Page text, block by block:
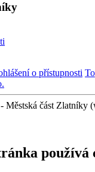
o přístupnosti
Městská část Zlatníky
používá